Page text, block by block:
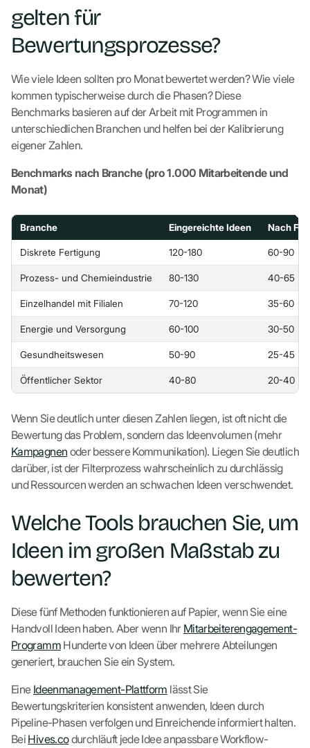
gelten für
Bewertungsprozesse?
Wie viele Ideen sollten pro Monat bewertet werden? Wie viele
kommen typischerweise durch die Phasen? Diese
Benchmarks basieren auf der Arbeit mit Programmen in
unterschiedlichen Branchen und helfen bei der Kalibrierung
eigener Zahlen.
Benchmarks nach Branche (pro 1.000 Mitarbeitende und
Monat)
Branche Eingereichte Ideen Nach
Diskrete Fertigung 120-180 60-90
Prozess- und Chemieindustrie 80-130 40-65
Einzelhandel mit Filialen 70-120 35-60
Energie und Versorgung 60-100 30-50
Gesundheitswesen 50-90 25-45
Öffentlicher Sektor 40-80 20-40
Wenn Sie deutlich unter diesen Zahlen liegen, ist oft nicht die
Bewertung das Problem, sondern das Ideenvolumen (mehr
Kampagnen oder bessere Kommunikation). Liegen Sie deutlich
darüber, ist der Filterprozess wahrscheinlich zu durchlässig
und Ressourcen werden an schwachen Ideen verschwendet.
Welche Tools brauchen Sie, um
Ideen im großen Maßstab zu
bewerten?
Diese fünf Methoden funktionieren auf Papier, wenn Sie eine
Handvoll Ideen haben. Aber wenn Ihr Mitarbeiterengagement-
ProgrammHunderte von Ideen über mehrere Abteilungen
generiert, brauchen Sie ein System.
Eine Ideenmanagement-Plattform lässt Sie
Bewertungskriterien konsistent anwenden, Ideen durch
Pipeline-Phasen verfolgen und Einreichende informiert halten.
Bei Hives.codurchläuft jede Idee anpassbare Workflow-